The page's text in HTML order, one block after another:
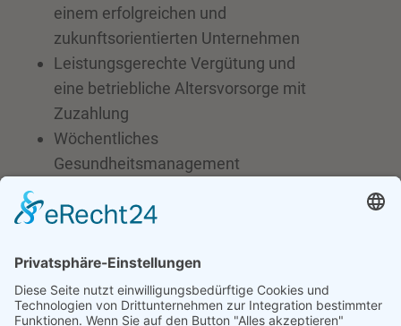
einem erfolgreichen und
zukunftsorientierten Unternehmen
Leistungsgerechte Vergütung und
eine betriebliche Altersvorsorge mit
Zuzahlung
Wöchentliches
Gesundheitsmanagement
Holzbau mit vielseitigen
Ein freundliches, familiäres und
kollegiales Arbeitsumfeld
Fort- und